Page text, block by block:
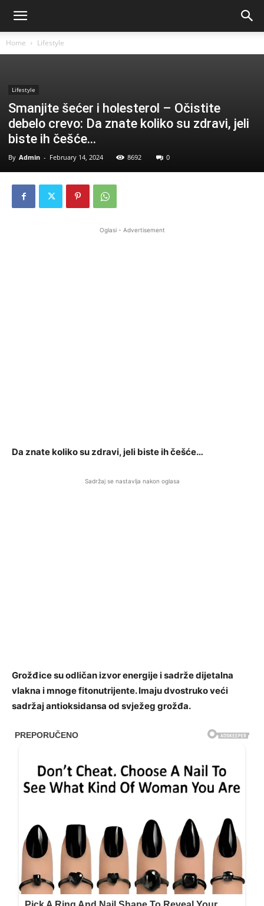
Home Lifestyle
Lifestyle
Smanjite šećer i holesterol – Očistite
debelo crevo: Da znate koliko su zdravi, jeli
biste ih češće…
By Admin - February 14, 2024 8692 0
Oglasi - Advertisement
Da znate koliko su zdravi, jeli biste ih češće…
Sadržaj se nastavlja nakon oglasa
Grožđice su odličan izvor energije i sadrže dijetalna
vlakna i mnoge fitonutrijente. Imaju dvostruko veći
sadržaj antioksidansa od svježeg grožđa.